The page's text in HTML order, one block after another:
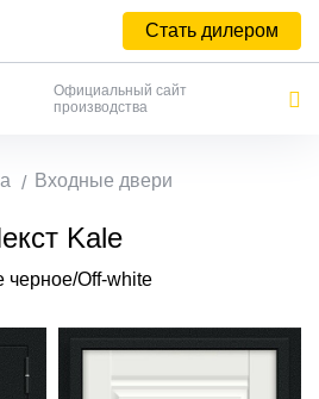
Стать дилером
Официальный сайт
производства
Входные двери
Kale
черное/Off-white